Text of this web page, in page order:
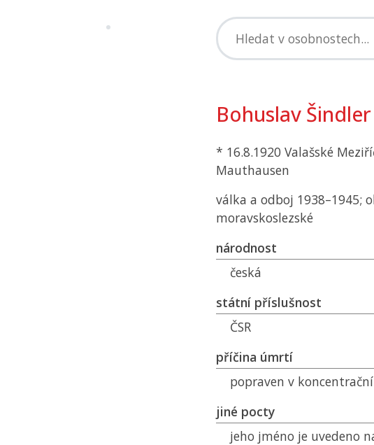
Bohuslav Šindler
* 16.8.1920 Valašské
Mauthausen
válka a odboj 1938–1945;
moravskoslezské
národnost
česká
státní příslušnost
ČSR
příčina úmrtí
popraven v
jiné pocty
jeho jméno je uvedeno